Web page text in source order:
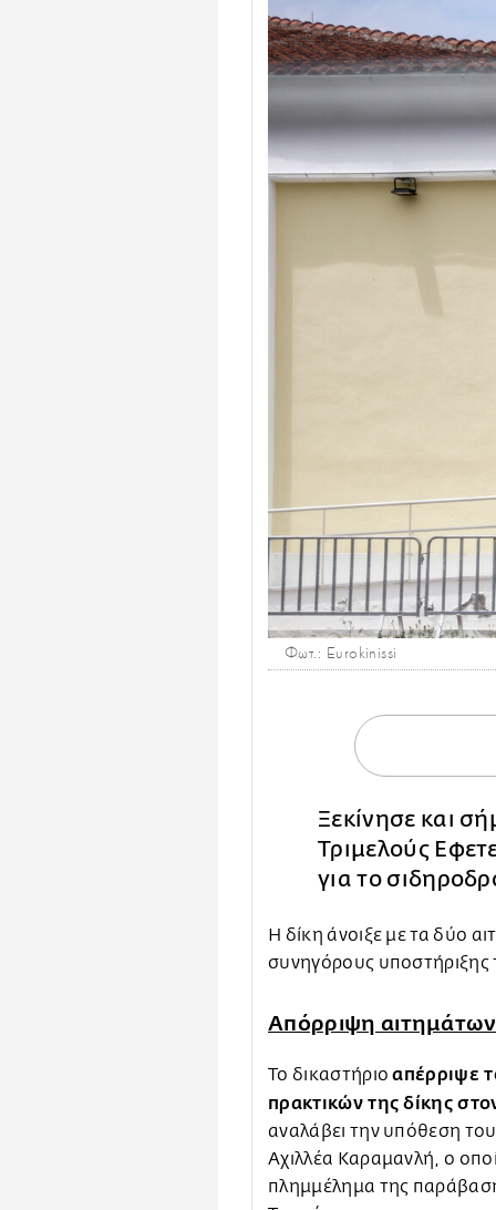
Φωτ.: Eurokinissi
Ξεκίνησε και
Τριμελούς
για το
Η δίκη άνοιξε με τα δύο
συνηγόρους υποστήριξης
Απόρριψη
Το δικαστήριοαπέρριψε
πρακτικών της δίκης
αναλάβει την υπόθεση
Αχιλλέα Καραμανλή, ο
πλημμέλημα της